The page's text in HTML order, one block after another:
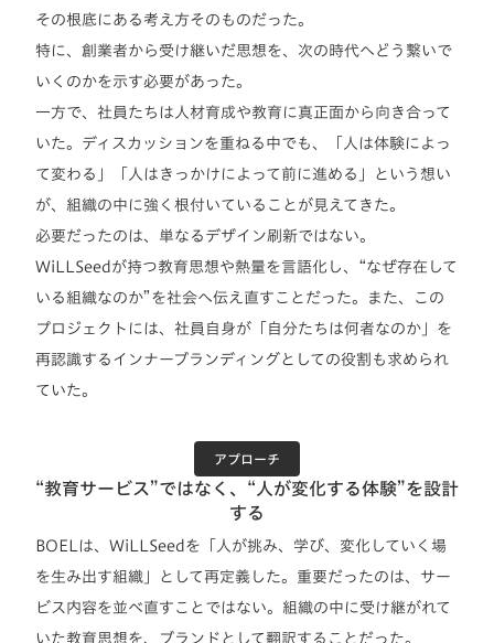
その根底にある考え方そのものだった。
特に、創業者から受け継いだ思想を、次の時代へどう繋いで
いくのかを示す必要があった。
一方で、社員たちは人材育成や教育に真正面から向き合って
いた。ディスカッションを重ねる中でも、「人は体験によっ
て変わる」「人はきっかけによって前に進める」という想い
が、組織の中に強く根付いていることが見えてきた。
必要だったのは、単なるデザイン刷新ではない。
WiLLSeedが持つ教育思想や熱量を言語化し、“なぜ存在して
いる組織なのか”を社会へ伝え直すことだった。また、この
プロジェクトには、社員自身が「自分たちは何者なのか」を
再認識するインナーブランディングとしての役割も求められ
ていた。
アプローチ
“教育サービス”ではなく、“人が変化する体験”を設計
する
BOELは、WiLLSeedを「人が挑み、学び、変化していく場
を生み出す組織」として再定義した。重要だったのは、サー
ビス内容を並べ直すことではない。組織の中に受け継がれて
いた教育思想を、ブランドとして翻訳することだった。